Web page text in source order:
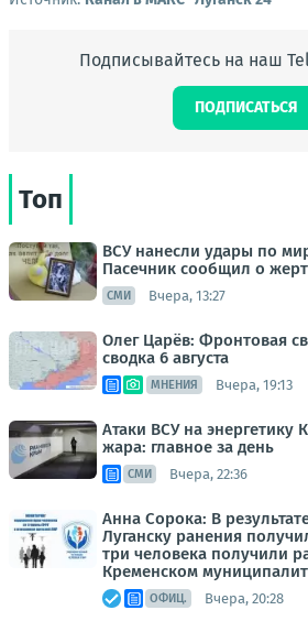
Подписывайтесь на наш
ПОДПИСАТЬСЯ
Топ
ВСУ нанесли удары по
Пасечник сообщил о
СМИ Вчера, 13:27
Олег Царёв: Фронтовая
сводка 6 августа
МНЕНИЯ Вчера, 19:13
Атаки ВСУ на
жара: главное за день
СМИ Вчера, 22:36
Анна Сорока: В
Луганску ранения
три человека получили
Кременском
ОФИЦ. Вчера, 20:28